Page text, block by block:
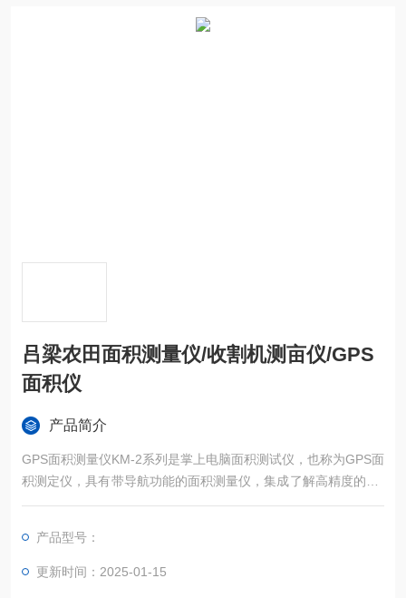
吕梁农田面积测量仪/收割机测亩仪/GPS
面积仪
产品简介
GPS面积测量仪KM-2系列是掌上电脑面积测试仪，也称为GPS面
积测定仪，具有带导航功能的面积测量仪，集成了解高精度的GP
S定位系统、精确的面积计算方法和智能化的掌上电脑系统，能
产品型号：
更新时间：2025-01-15